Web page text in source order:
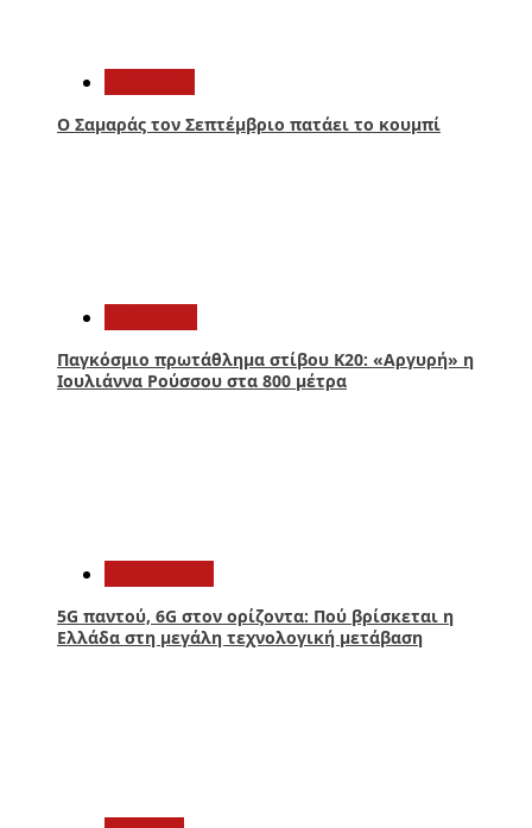
Ο Σαμαράς τον Σεπτέμβριο πατάει το κουμπί
Παγκόσμιο πρωτάθλημα στίβου Κ20: «Αργυρή» η
Ιουλιάννα Ρούσσου στα 800 μέτρα
5G παντού, 6G στον ορίζοντα: Πού βρίσκεται η
Ελλάδα στη μεγάλη τεχνολογική μετάβαση